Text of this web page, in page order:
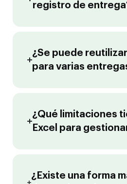
registro de
¿Se puede
para varias
¿Qué limitaciones
Excel para
¿Existe una forma